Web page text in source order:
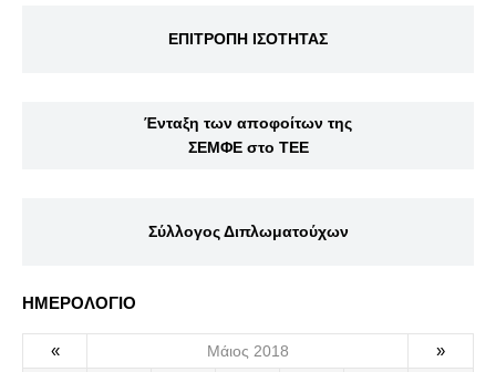
ΕΠΙΤΡΟΠΗ ΙΣΟΤΗΤΑΣ
Ένταξη των αποφοίτων της
ΣΕΜΦΕ στο ΤΕΕ
Σύλλογος Διπλωματούχων
ΗΜΕΡΟΛΟΓΙΟ
« Μάιος 2018 »